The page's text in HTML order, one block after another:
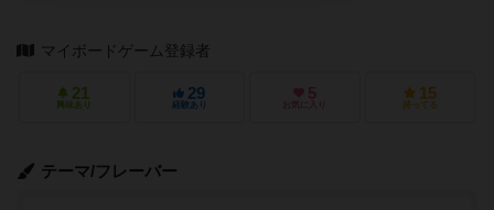
マイボードゲーム登録者
21
興味あり
29
経験あり
5
お気に入り
15
持ってる
テーマ/フレーバー